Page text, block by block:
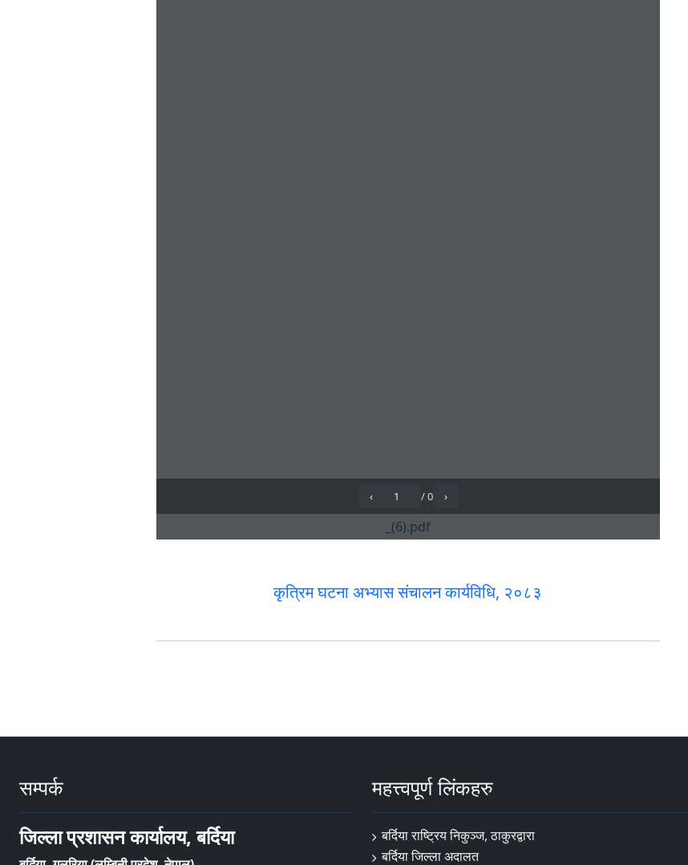
कृत्रिम घटना अभ्यास संचालन कार्यविधि, २०८३
सम्पर्क
जिल्ला प्रशासन कार्यालय, बर्दिया
महत्त्वपूर्ण लिंकहरु
बर्दिया राष्ट्रिय निकुञ्ज, ठाकुरद्वारा
बर्दिया जिल्ला अदालत